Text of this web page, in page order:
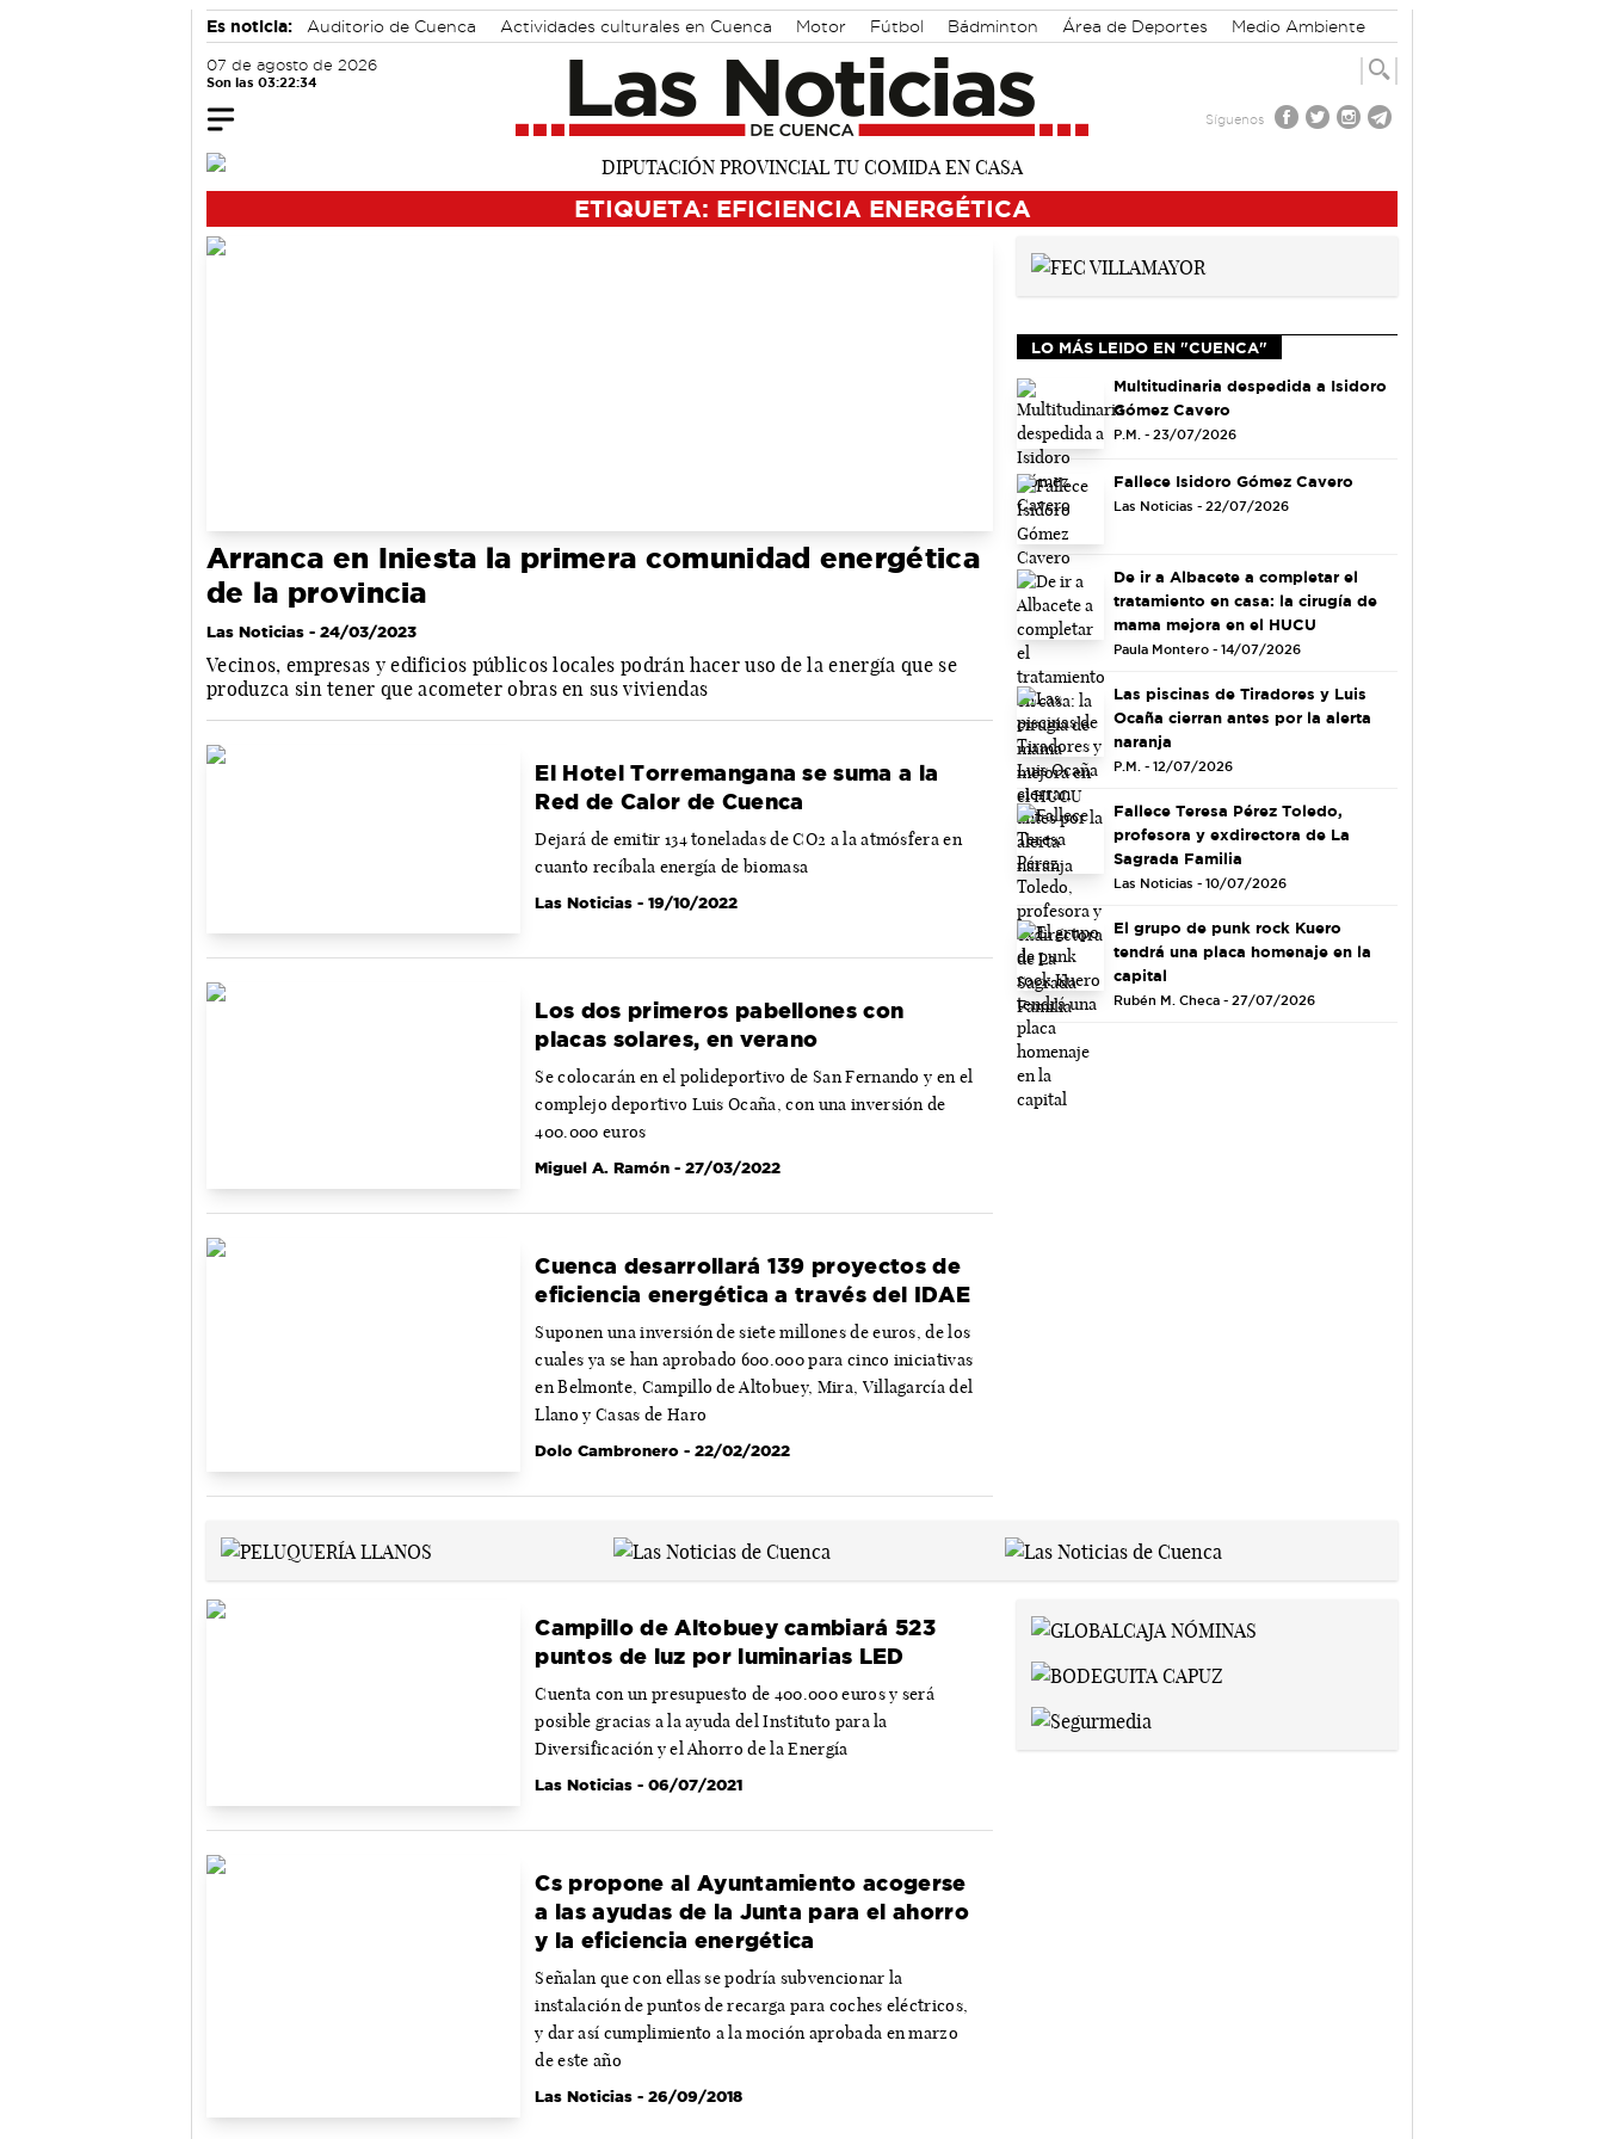
Es noticia: Auditorio de Cuenca Actividades culturales en Cuenca Motor Fútbol Bádminton Área de Deportes Medio Ambiente
07 de agosto de 2026
Son las 03:22:34
Síguenos
ETIQUETA: EFICIENCIA ENERGÉTICA
Arranca en Iniesta la primera comunidad energética
de la provincia
Las Noticias - 24/03/2023
Vecinos, empresas y edificios públicos locales podrán hacer uso de la energía que se
produzca sin tener que acometer obras en sus viviendas
El Hotel Torremangana se suma a la
Red de Calor de Cuenca
Dejará de emitir 134 toneladas de CO2 a la atmósfera en
cuanto recíbala energía de biomasa
Las Noticias - 19/10/2022
Los dos primeros pabellones con
placas solares, en verano
Se colocarán en el polideportivo de San Fernando y en el
complejo deportivo Luis Ocaña, con una inversión de
400.000 euros
Miguel A. Ramón - 27/03/2022
Cuenca desarrollará 139 proyectos de
eficiencia energética a través del IDAE
Suponen una inversión de siete millones de euros, de los
cuales ya se han aprobado 600.000 para cinco iniciativas
en Belmonte, Campillo de Altobuey, Mira, Villagarcía del
Llano y Casas de Haro
Dolo Cambronero - 22/02/2022
LO MÁS LEIDO EN "CUENCA"
Multitudinaria despedida a Isidoro
Gómez Cavero
P.M. - 23/07/2026
Fallece Isidoro Gómez Cavero
Las Noticias - 22/07/2026
De ir a Albacete a completar el
tratamiento en casa: la cirugía de
mama mejora en el HUCU
Paula Montero - 14/07/2026
Las piscinas de Tiradores y Luis
Ocaña cierran antes por la alerta
naranja
P.M. - 12/07/2026
Fallece Teresa Pérez Toledo,
profesora y exdirectora de La
Sagrada Familia
Las Noticias - 10/07/2026
El grupo de punk rock Kuero
tendrá una placa homenaje en la
capital
Rubén M. Checa - 27/07/2026
Campillo de Altobuey cambiará 523
puntos de luz por luminarias LED
Cuenta con un presupuesto de 400.000 euros y será
posible gracias a la ayuda del Instituto para la
Diversificación y el Ahorro de la Energía
Las Noticias - 06/07/2021
Cs propone al Ayuntamiento acogerse
a las ayudas de la Junta para el ahorro
y la eficiencia energética
Señalan que con ellas se podría subvencionar la
instalación de puntos de recarga para coches eléctricos,
y dar así cumplimiento a la moción aprobada en marzo
de este año
Las Noticias - 26/09/2018